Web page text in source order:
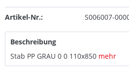
Artikel-Nr.: S006007-
Beschreibung
Stab PP GRAU 0 0 110x850 mehr